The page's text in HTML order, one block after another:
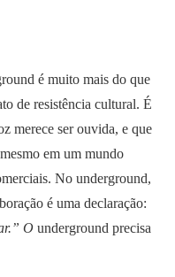
é muito mais do que
de resistência cultural. É
merece ser ouvida, e que
em um mundo
No underground,
é uma declaração:
O underground precisa